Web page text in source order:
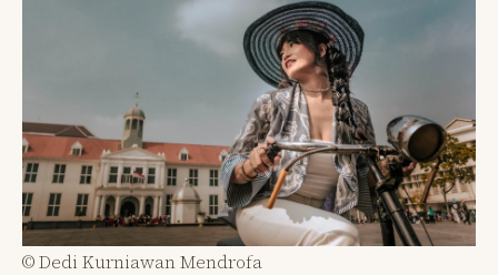
© Dedi Kurniawan Mendrofa